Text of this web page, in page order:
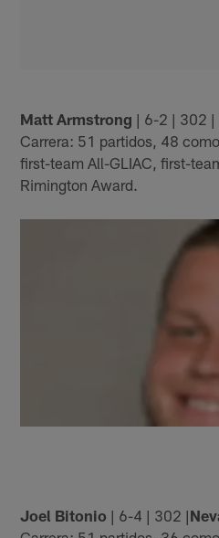
Matt Armstrong | 6-2 | 302 |
Carrera: 51 partidos, 48
first-team All-GLIAC, first-
Rimington Award.
Joel Bitonio | 6-4 | 302 |